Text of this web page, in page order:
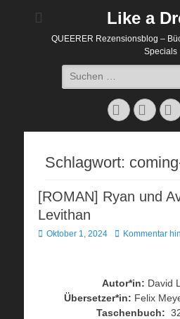
Like a
QUEERER Rezensionsblog –
Specials
Suchen
nach:
Facebook
Twitter
E-
Schlagwort:
[ROMAN] Ryan und
Levithan
Veröffentlicht
Oktober 1, 2024 Kommentar
Autor*in: David
Übersetzer*in: Felix
Taschenbuch: